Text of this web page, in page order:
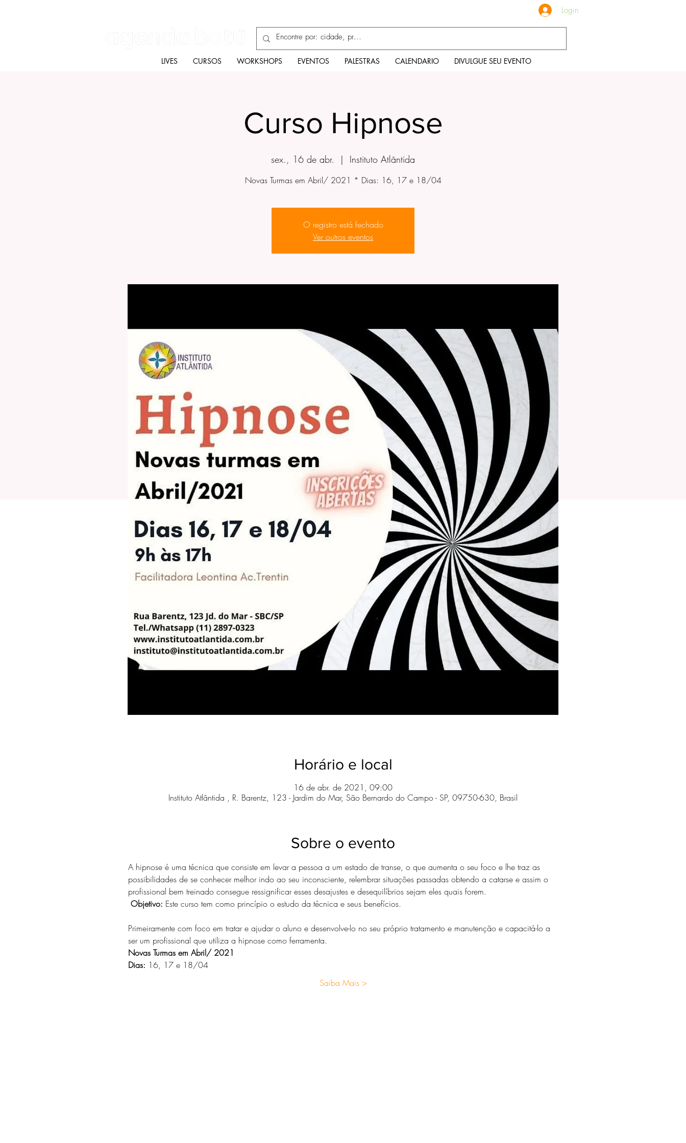
Login
LIVES CURSOS WORKSHOPS EVENTOS PALESTRAS CALENDARIO DIVULGUE SEU EVENTO
Curso Hipnose
sex., 16 de abr.
  |
Instituto Atlântida
Novas Turmas em Abril/ 2021 * Dias: 16, 17 e 18/04
O registro está fechado
Ver outros eventos
Horário e local
16 de abr. de 2021, 09:00
Instituto Atlântida , R. Barentz, 123 - Jardim do Mar, São Bernardo do Campo - SP, 09750-630, Brasil
Sobre o evento
A hipnose é uma técnica que consiste em levar a pessoa a um estado de transe, o que aumenta o seu foco e lhe traz as
possibilidades de se conhecer melhor indo ao seu inconsciente, relembrar situações passadas obtendo a catarse e assim o
profissional bem treinado consegue ressignificar esses desajustes e desequilíbrios sejam eles quais forem.
Objetivo: Este curso tem como princípio o estudo da técnica e seus benefícios.
Primeiramente com foco em tratar e ajudar o aluno e desenvolve-lo no seu próprio tratamento e manutenção e capacitá-lo a
ser um profissional que utiliza a hipnose como ferramenta.
Novas Turmas em Abril/ 2021
Dias: 16, 17 e 18/04
Saiba Mais >